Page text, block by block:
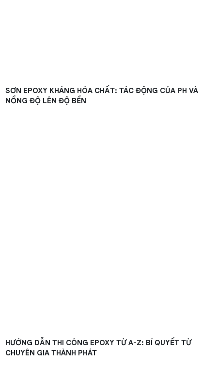
SƠN EPOXY KHÁNG HÓA CHẤT: TÁC ĐỘNG CỦA PH VÀ
NỒNG ĐỘ LÊN ĐỘ BỀN
HƯỚNG DẪN THI CÔNG EPOXY TỪ A-Z: BÍ QUYẾT TỪ
CHUYÊN GIA THÀNH PHÁT